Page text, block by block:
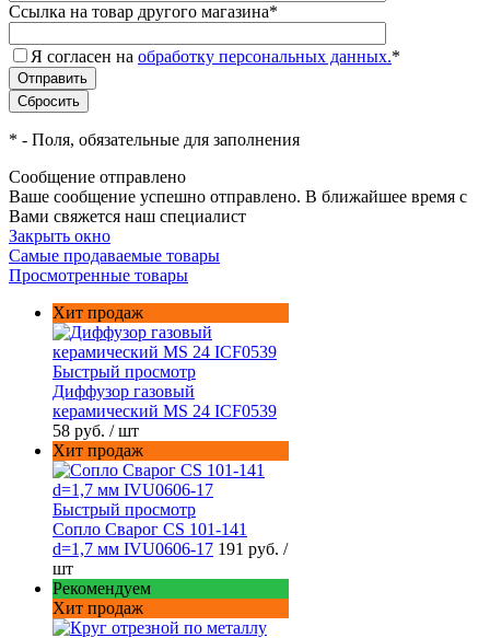
Ссылка на товар другого магазина*
Я согласен на обработку персональных данных.*
* - Поля, обязательные для заполнения
Сообщение отправлено
Ваше сообщение успешно отправлено. В ближайшее время с
Вами свяжется наш специалист
Закрыть окно
Самые продаваемые товары
Просмотренные товары
Хит продаж
Быстрый просмотр
Диффузор газовый
керамический MS 24 ICF0539
58 руб. / шт
Хит продаж
Быстрый просмотр
Сопло Сварог CS 101-141
d=1,7 мм IVU0606-17 191 руб. /
шт
Рекомендуем
Хит продаж